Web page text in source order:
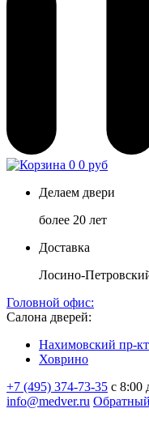
0 0 руб
Делаем двери
более 20 лет
Доставка
Лосино-
Головной офис:
Салона дверей:
Нахимовский пр-кт
Ховрино
+7 (495) 374-73-35 с 8:00
info@medver.ru